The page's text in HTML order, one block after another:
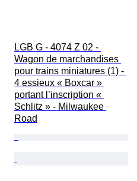
LGB G - 4074 Z 02 -
Wagon de marchandises
pour trains miniatures (1) -
4 essieux « Boxcar »
portant l’inscription «
Schlitz » - Milwaukee
Road